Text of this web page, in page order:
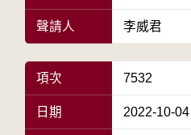
聲請人 李威君
項次 7532
日期 2022-10-04